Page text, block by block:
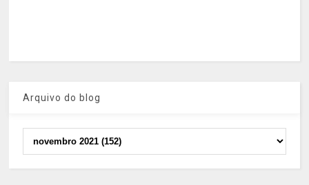
Arquivo do blog